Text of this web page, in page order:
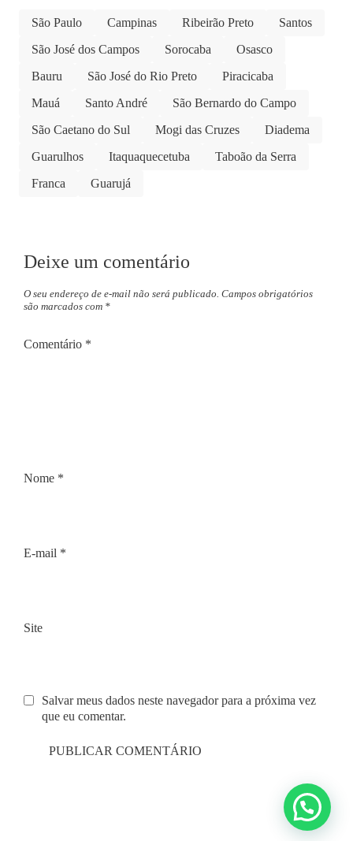
São Paulo Campinas Ribeirão Preto
Santos
São José dos Campos
Sorocaba
Osasco
Bauru
São José do Rio Preto
Piracicaba
Mauá
Santo André
São Bernardo do Campo
São Caetano do Sul
Mogi das Cruzes
Diadema
Guarulhos
Itaquaquecetuba
Taboão da Serra
Franca
Guarujá
Deixe um comentário
O seu endereço de e-mail não será publicado. Campos obrigatórios
são marcados com *
Comentário *
Nome *
E-mail *
Site
Salvar meus dados neste navegador para a próxima vez
que eu comentar.